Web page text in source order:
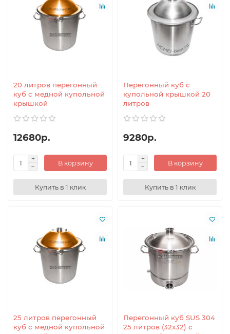
20 литров перегонный
куб с медной купольной
крышкой
12680р.
В корзину
Купить в 1 клик
Перегонный куб с
купольной крышкой 20
литров
9280р.
В корзину
Купить в 1 клик
25 литров перегонный
куб с медной купольной
Перегонный куб SUS 304
25 литров (32x32) с